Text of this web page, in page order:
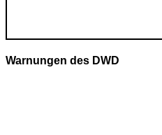
Warnungen des DWD